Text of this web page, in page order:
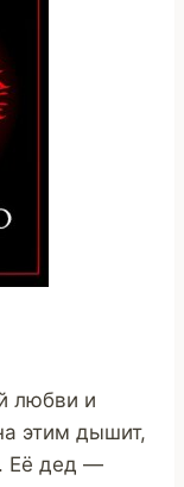
любви и
этим дышит,
Её дед —